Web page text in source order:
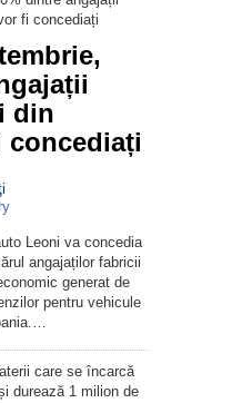
din
Leoni va concedia
angajaților fabricii
generat de
pentru vehicule